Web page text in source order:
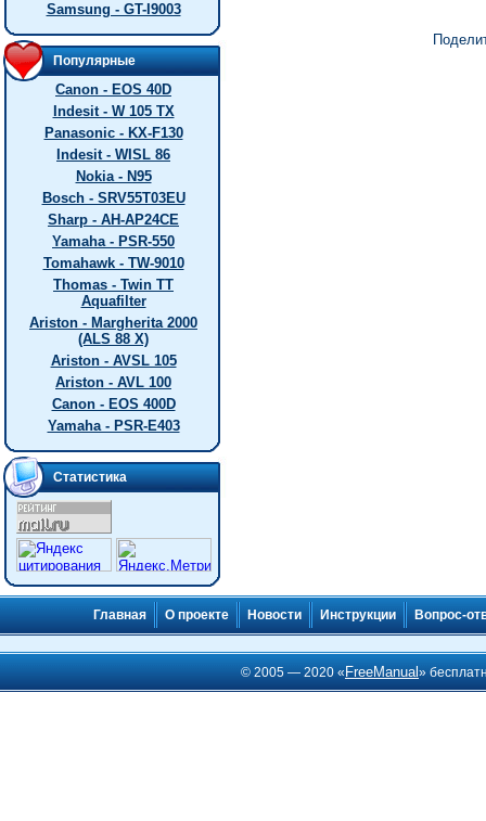
Samsung - GT-I9003
Популярные
Canon - EOS 40D
Indesit - W 105 TX
Panasonic - KX-F130
Indesit - WISL 86
Nokia - N95
Bosch - SRV55T03EU
Sharp - AH-AP24CE
Yamaha - PSR-550
Tomahawk - TW-9010
Thomas - Twin TT
Aquafilter
Ariston - Margherita 2000
(ALS 88 X)
Ariston - AVSL 105
Ariston - AVL 100
Canon - EOS 400D
Yamaha - PSR-E403
Статистика
Главная О проекте Новости Инструкции Вопрос-
© 2005 — 2020 « FreeManual»